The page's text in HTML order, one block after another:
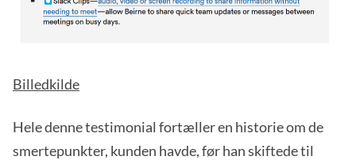
Billedkilde
Hele denne testimonial fortæller en historie om de
smertepunkter, kunden havde, før han skiftede til